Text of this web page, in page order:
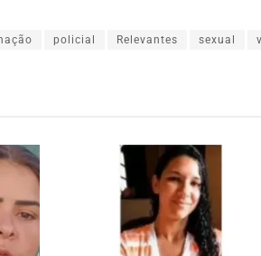
policial Relevantes sexual